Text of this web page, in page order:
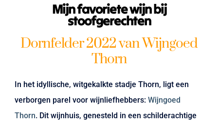
Mijn favoriete wijn bij
stoofgerechten
Dornfelder 2022 van Wijngoed
Thorn
In het idyllische, witgekalkte stadje Thorn, ligt een
verborgen parel voor wijnliefhebbers: Wijngoed
Thorn. Dit wijnhuis, genesteld in een schilderachtige